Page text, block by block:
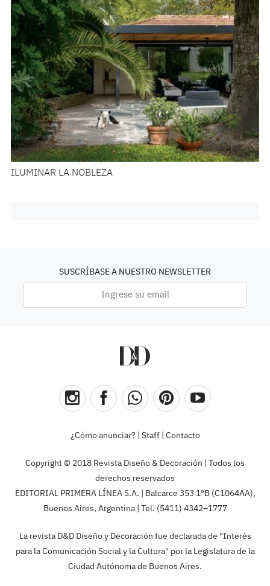
ILUMINAR LA NOBLEZA
SUSCRÍBASE A NUESTRO NEWSLETTER
¿Cómo anunciar? Staff| Contacto
Copyright © 2018 Revista Diseño & Decoración | Todos los
derechos reservados
EDITORIAL PRIMERA LÍNEA S.A. | Balcarce 353 1ºB (C1064AA),
Buenos Aires, Argentina | Tel. (5411) 4342–1777
La revista D&D Diseño y Decoración fue declarada de "Interés
para la Comunicación Social y la Cultura" por la Legislatura de la
Ciudad Autónoma de Buenos Aires.